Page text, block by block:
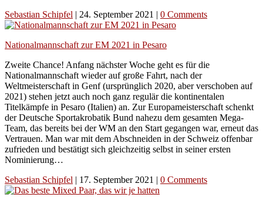
Sebastian Schipfel | 24. September 2021 | 0 Comments
Nationalmannschaft zur EM 2021 in Pesaro
Zweite Chance! Anfang nächster Woche geht es für die
Nationalmannschaft wieder auf große Fahrt, nach der
Weltmeisterschaft in Genf (ursprünglich 2020, aber verschoben auf
2021) stehen jetzt auch noch ganz regulär die kontinentalen
Titelkämpfe in Pesaro (Italien) an. Zur Europameisterschaft schenkt
der Deutsche Sportakrobatik Bund nahezu dem gesamten Mega-
Team, das bereits bei der WM an den Start gegangen war, erneut das
Vertrauen. Man war mit dem Abschneiden in der Schweiz offenbar
zufrieden und bestätigt sich gleichzeitig selbst in seiner ersten
Nominierung…
Sebastian Schipfel | 17. September 2021 | 0 Comments